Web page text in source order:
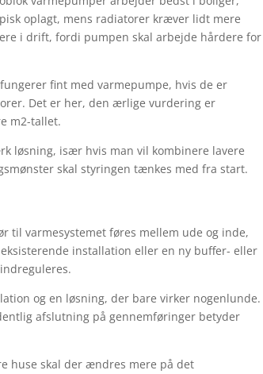
oplagt, mens radiatorer kræver lidt mere
i drift, fordi pumpen skal arbejde hårdere for
fint med varmepumpe, hvis de er
Det er her, den ærlige vurdering er
m2-tallet.
løsning, især hvis man vil kombinere lavere
skal styringen tænkes med fra start.
til varmesystemet føres mellem ude og inde,
installation eller en ny buffer- eller
og en løsning, der bare virker nogenlunde.
afslutning på gennemføringer betyder
huse skal der ændres mere på det